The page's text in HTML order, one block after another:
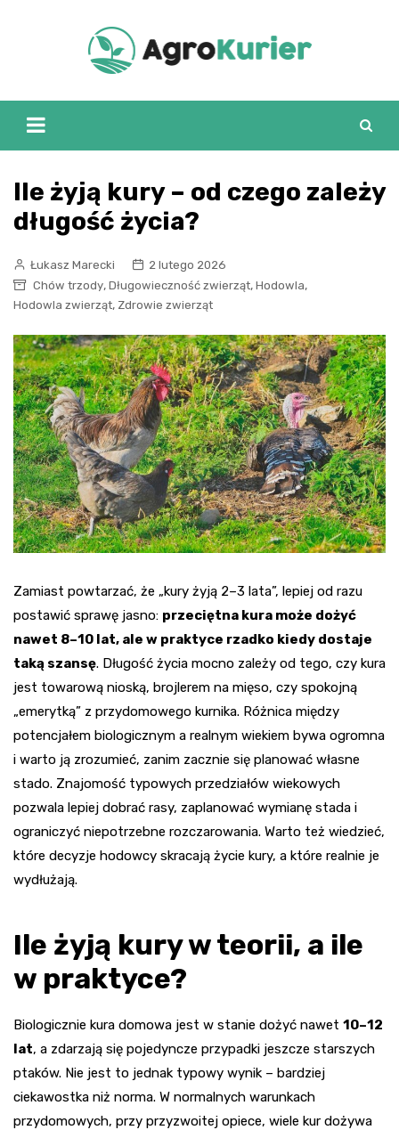
Ile żyją kury – od czego zależy
długość życia?
Łukasz Marecki
2 lutego 2026
Chów trzody, Długowieczność zwierząt, Hodowla,
Hodowla zwierząt, Zdrowie zwierząt
Zamiast powtarzać, że „kury żyją 2–3 lata”, lepiej od razu
postawić sprawę jasno: przeciętna kura może dożyć
nawet 8–10 lat, ale w praktyce rzadko kiedy dostaje
taką szansę. Długość życia mocno zależy od tego, czy kura
jest towarową nioską, brojlerem na mięso, czy spokojną
„emerytką” z przydomowego kurnika. Różnica między
potencjałem biologicznym a realnym wiekiem bywa ogromna
i warto ją zrozumieć, zanim zacznie się planować własne
stado. Znajomość typowych przedziałów wiekowych
pozwala lepiej dobrać rasy, zaplanować wymianę stada i
ograniczyć niepotrzebne rozczarowania. Warto też wiedzieć,
które decyzje hodowcy skracają życie kury, a które realnie je
wydłużają.
Ile żyją kury w teorii, a ile
w praktyce?
Biologicznie kura domowa jest w stanie dożyć nawet 10–12
lat, a zdarzają się pojedyncze przypadki jeszcze starszych
ptaków. Nie jest to jednak typowy wynik – bardziej
ciekawostka niż norma. W normalnych warunkach
przydomowych, przy przyzwoitej opiece, wiele kur dożywa